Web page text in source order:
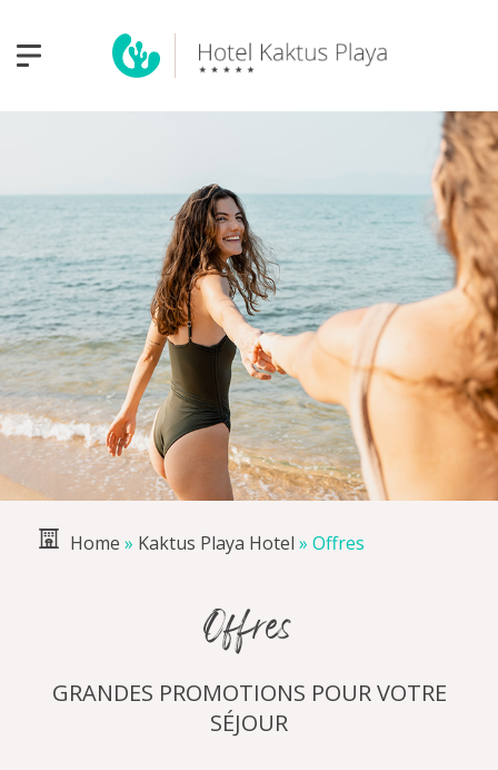
Home » Kaktus Playa Hotel » Offres
Offres
GRANDES PROMOTIONS POUR VOTRE
SÉJOUR